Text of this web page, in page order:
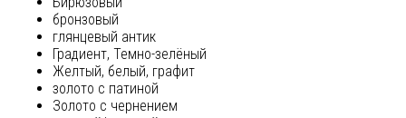
бронзовый
глянцевый антик
Градиент, Темно-зелёный
Желтый, белый, графит
золото с патиной
Золото с чернением